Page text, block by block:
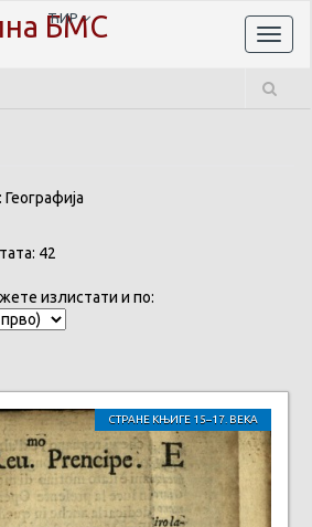
БМС
ЋИР
42
излистати и по:
СТРАНЕ КЊИГЕ 15–17. ВЕКА